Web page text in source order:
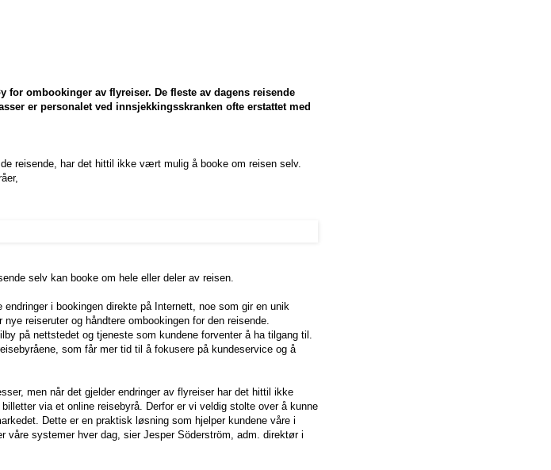
ombookinger av flyreiser. De fleste av dagens reisende
er personalet ved innsjekkingsskranken ofte erstattet med
reisende, har det hittil ikke vært mulig å booke om reisen selv.
selv kan booke om hele eller deler av reisen.
i bookingen direkte på Internett, noe som gir en unik
reiseruter og håndtere ombookingen for den reisende.
på nettstedet og tjeneste som kundene forventer å ha tilgang til.
som får mer tid til å fokusere på kundeservice og å
men når det gjelder endringer av flyreiser har det hittil ikke
via et online reisebyrå. Derfor er vi veldig stolte over å kunne
Dette er en praktisk løsning som hjelper kundene våre i
våre systemer hver dag, sier Jesper Söderström, adm. direktør i